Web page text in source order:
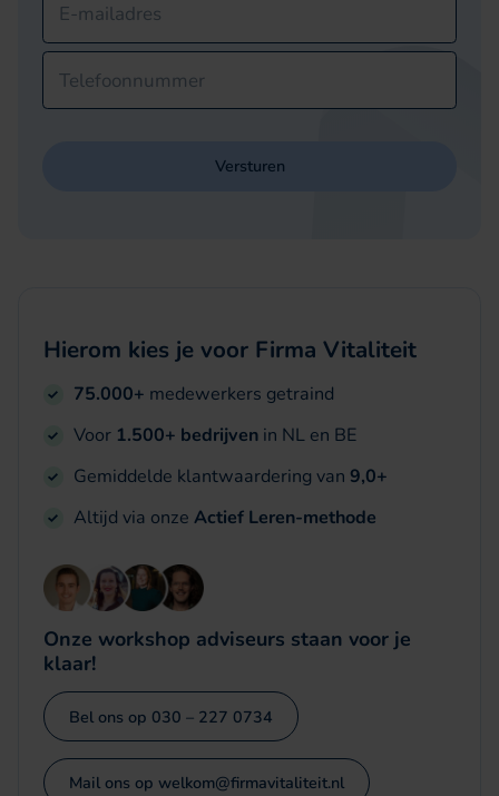
E-mailadres
Telefoonnummer
Versturen
Hierom kies je voor Firma Vitaliteit
75.000+ medewerkers getraind
Voor 1.500+ bedrijven in NL en BE
Gemiddelde klantwaardering van 9,0+
Altijd via onze Actief Leren-methode
Onze workshop adviseurs staan voor je
klaar!
Bel ons op 030 – 227 0734
Mail ons op welkom@firmavitaliteit.nl